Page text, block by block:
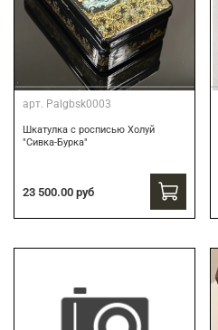
арт. Palgbsk0003
Шкатулка с росписью Холуй
"Сивка-Бурка"
23 500.00 руб